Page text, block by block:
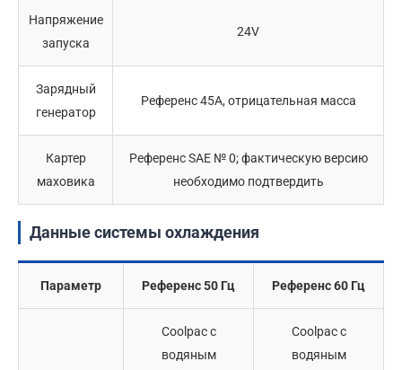
Напряжение
запуска
24V
Зарядный
генератор
Референс 45A, отрицательная масса
Картер
маховика
Референс SAE № 0; фактическую версию
необходимо подтвердить
Данные системы охлаждения
Параметр Референс 50 Гц Референс 60 Гц
Coolpac с
водяным
Coolpac с
водяным